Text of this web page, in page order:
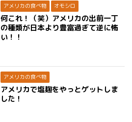
アメリカの食べ物 オモシロ
何これ！（笑）アメリカの出前一丁
の種類が日本より豊富過ぎて逆に怖
い！！
アメリカの食べ物
アメリカで塩麹をやっとゲットしま
した！